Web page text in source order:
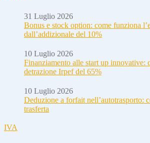
31 Luglio 2026
Bonus e stock option: come funziona
dall’addizionale del 10%
10 Luglio 2026
Finanziamento alle start up innovative:
detrazione Irpef del 65%
10 Luglio 2026
Deduzione a forfait nell’autotrasporto:
trasferta
IVA